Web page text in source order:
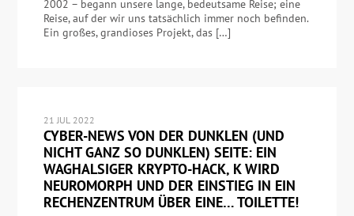
2002 – begann unsere lange, bedeutsame Reise; eine
Reise, auf der wir uns tatsächlich immer noch befinden.
Ein großes, grandioses Projekt, das […]
21 JUL 2022
CYBER-NEWS VON DER DUNKLEN (UND
NICHT GANZ SO DUNKLEN) SEITE: EIN
WAGHALSIGER KRYPTO-HACK, K WIRD
NEUROMORPH UND DER EINSTIEG IN EIN
RECHENZENTRUM ÜBER EINE… TOILETTE!